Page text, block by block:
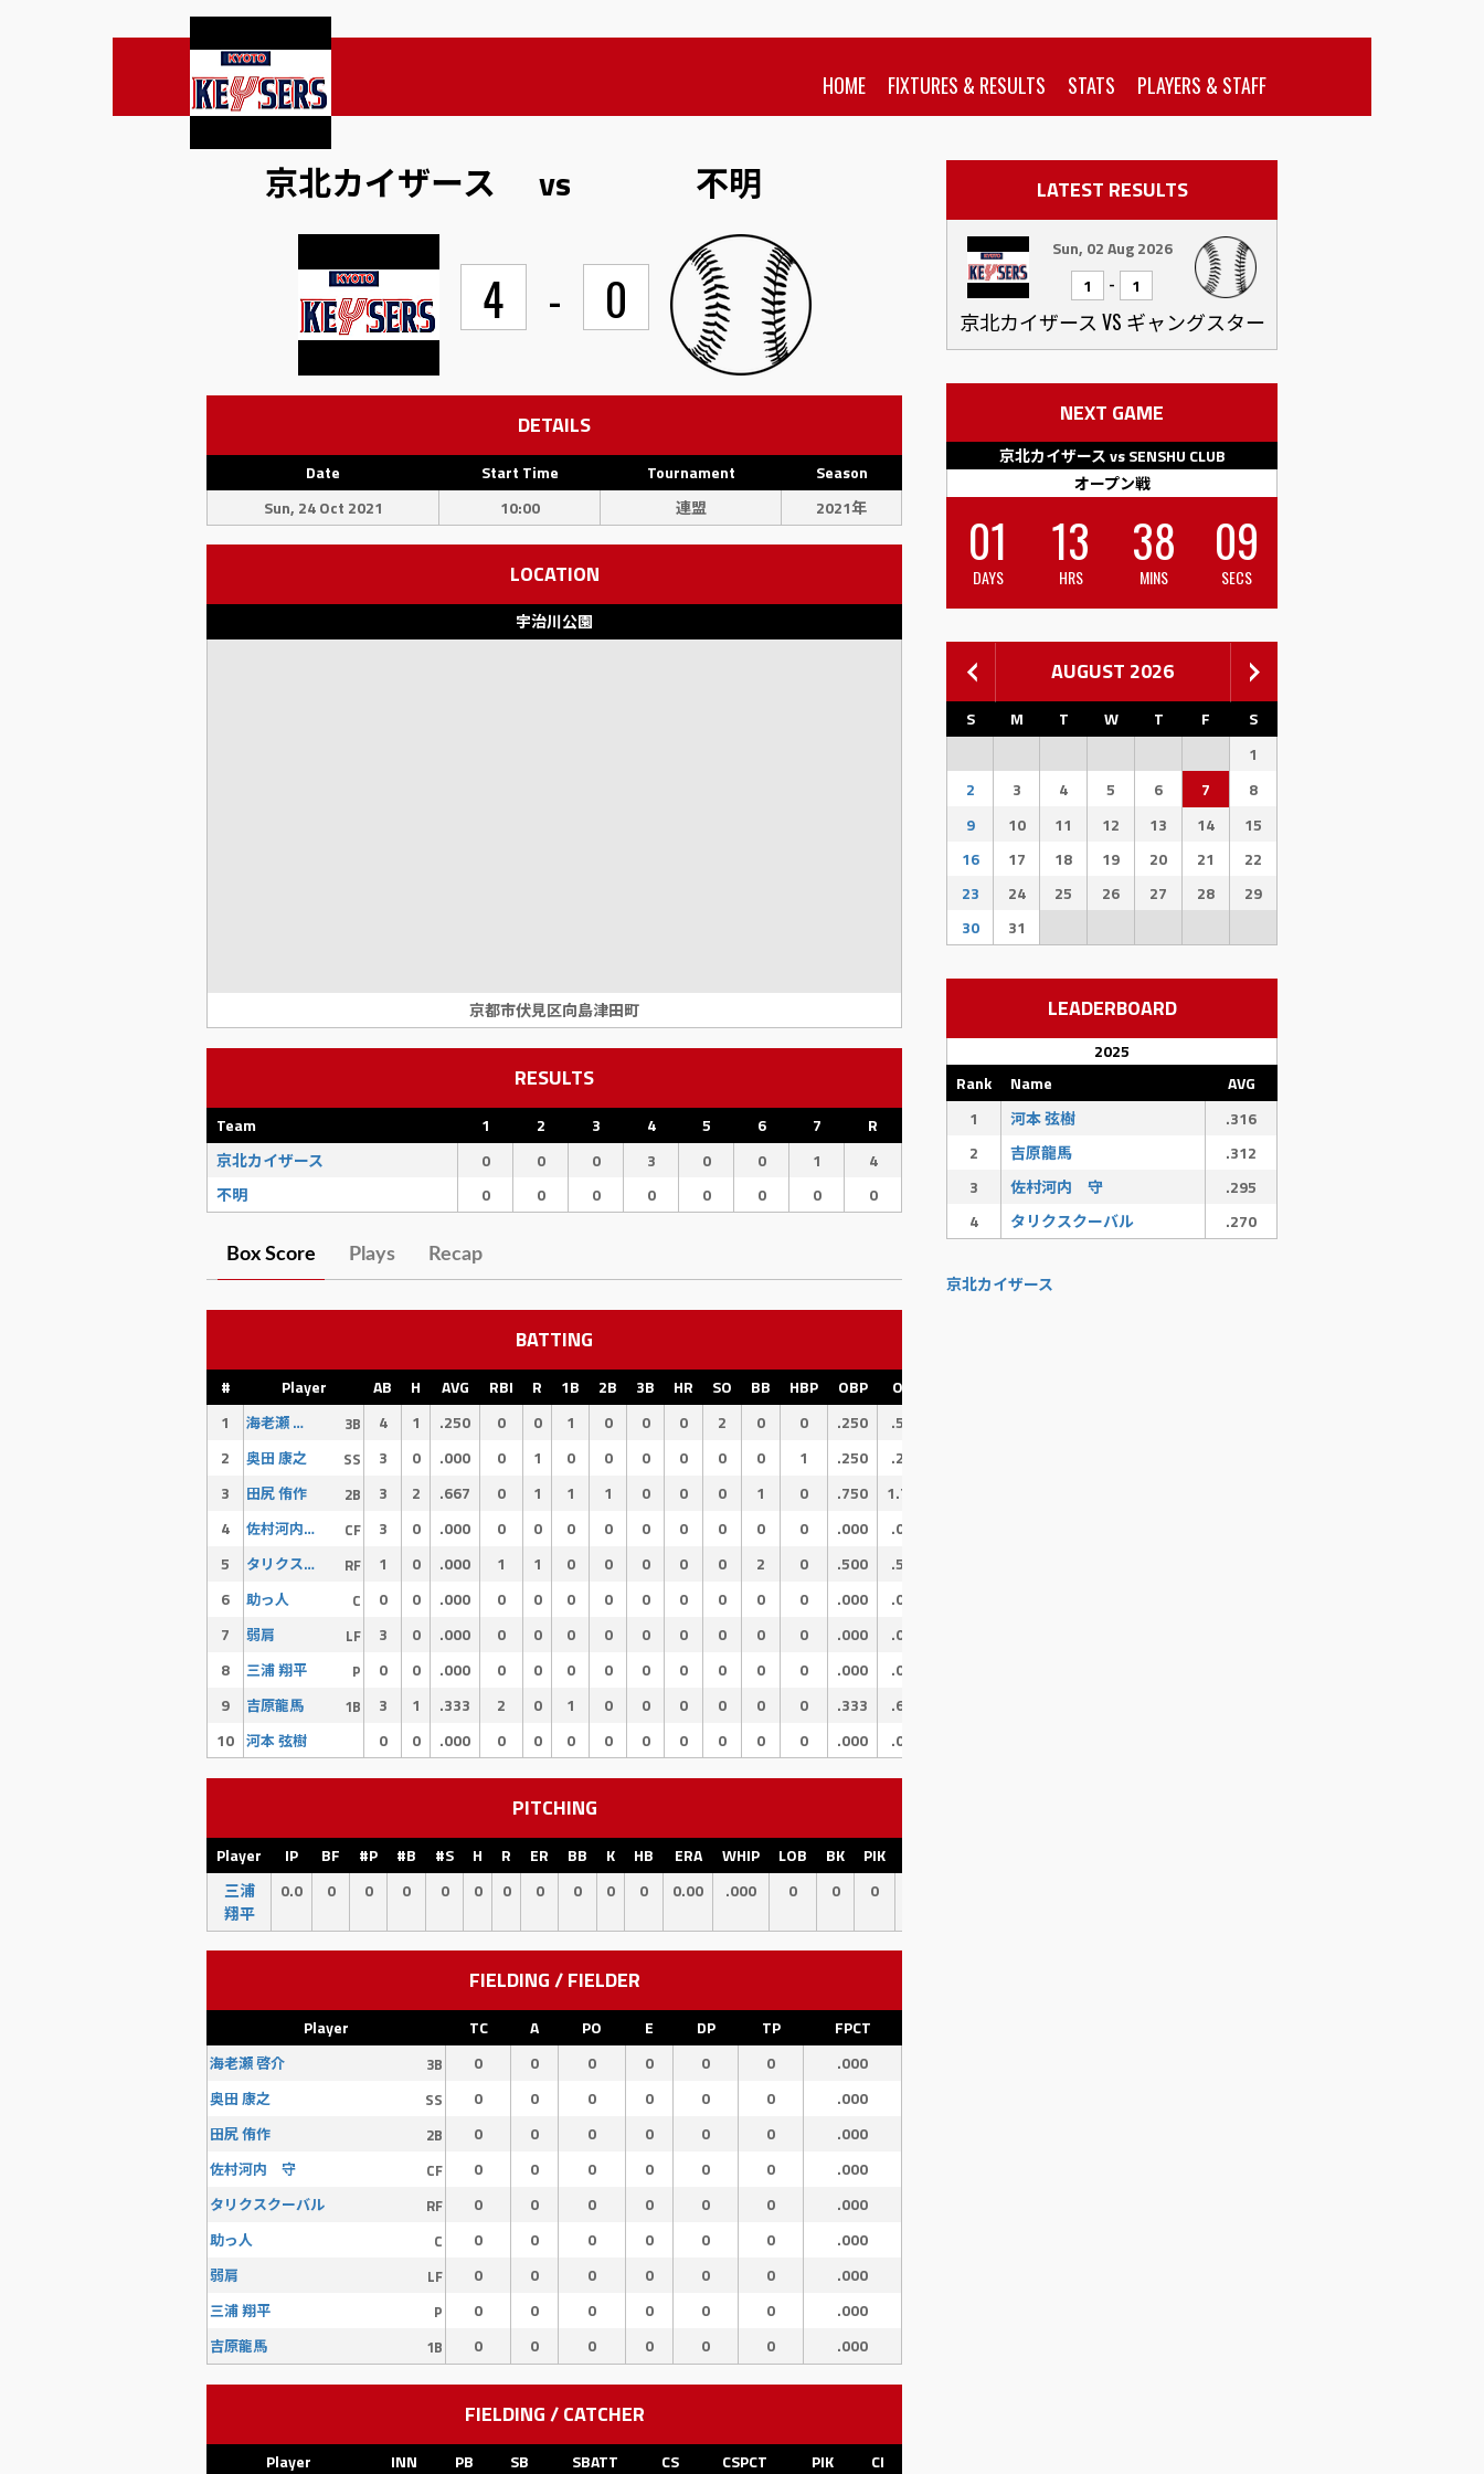
HOME FIXTURES & RESULTS STATS PLAYERS & STAFF
京北カイザース vs 不明
4 - 0
DETAILS
Date Start Time Tournament
Season
Sun, 24 Oct 2021
10:00 連盟 2021年
LOCATION
宇治川公園
京都市伏見区向島津田町
RESULTS
Team 1 2 3 4 5 6 7
R
京北カイザース
0 0 0 3 0 0 1
4
不明
0 0 0 0 0 0 0 0
Box Score Plays Recap
BATTING
# Player AB H AVG RBI R 1B 2B 3B HR SO BB HBP OBP OPS
1
海老瀬 啓介 3B 4 1 .250 0 0 1 0 0 0 2 0 0 .250 .500
2
奥田 康之 SS 3 0 .000 0 1 0 0 0 0 0 0 1 .250 .250
3
田尻 侑作 2B 3 2 .667 0 1 1 1 0 0 0 1 0 .750 1.750
4
佐村河内 守 CF 3 0 .000 0 0 0 0 0 0 0 0 0 .000 .000
5
タリクスクーバル RF 1 0 .000 1 1 0 0 0 0 0 2 0 .500 .500
6
助っ人 C 0 0 .000 0 0 0 0 0 0 0 0 0 .000 .000
7
弱肩 LF 3 0 .000 0 0 0 0 0 0 0 0 0 .000 .000
8
三浦 翔平 P 0 0 .000 0 0 0 0 0 0 0 0 0 .000 .000
9
吉原龍馬 1B 3 1 .333 2 0 1 0 0 0 0 0 0 .333 .667
10 河本 弦樹 0 0 .000 0 0 0 0 0 0 0 0 0 .000 .000
PITCHING
Player IP BF #P #B #S H R ER BB K HB ERA WHIP LOB BK PIK
三浦
翔平
0.0 0 0 0 0 0 0 0 0 0 0 0.00 .000 0 0 0
FIELDING / FIELDER
Player TC A PO E DP TP FPCT
海老瀬 啓介 3B 0 0 0 0 0 0 .000
奥田 康之 SS 0 0 0 0 0 0 .000
田尻 侑作 2B 0 0 0 0 0 0 .000
佐村河内 守 CF 0 0 0 0 0 0 .000
タリクスクーバル RF 0 0 0 0 0 0 .000
助っ人 C 0 0 0 0 0 0 .000
弱肩 LF 0 0 0 0 0 0 .000
三浦 翔平 P 0 0 0 0 0 0 .000
吉原龍馬 1B 0 0 0 0 0 0 .000
FIELDING / CATCHER
Player INN PB SB SBATT CS CSPCT PIK CI
LATEST RESULTS
Sun, 02 Aug 2026
1
- 1
京北カイザース VS ギャングスター
NEXT GAME
京北カイザース vs SENSHU CLUB
オープン戦
01
DAYS
13
HRS
38
MINS
09
SECS
AUGUST 2026
S M T W T F
S
1
2
3 4 5 6 7
8
9
10 11 12 13 14
15
16
17 18 19 20 21
22
23
24 25 26 27 28
29
30
31
LEADERBOARD
2025
Rank
Name
AVG
1
河本 弦樹
.316
2
吉原龍馬
.312
3
佐村河内 守
.295
4
タリクスクーバル .270
京北カイザース